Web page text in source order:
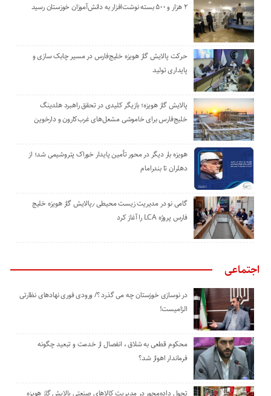
۲ هزار و ۵۰۰ بسته نوشت‌افزار به دانش‌آموزان خوزستان رسید
حرکت پالایش گاز هویزه خلیج‌فارس در مسیر چابک سازی و
پایداری تولید
پالایش گاز هویزه؛ بازیگر کلیدی در تحقق راهبرد هلدینگ
خلیج‌فارس برای خاموشی مشعل‌های غرب‌کارون و دارخوین
هویزه بار دیگر در محور تأمین پایدار خوراک پتروشیمی شد؛ از
دهلران تا بندرامام
گامی نو در مدیریت زیست ‌محیطی ٫پالایش گاز هویزه خلیج
‌فارس پروژه LCA را آغاز کرد
اجتماعی
در نوسازی خوزستان چه می گذرد ؟/ ورودی فوری نهادهای نظارتی
الزامیست!
محکوم قطعی به شلاق ، انفصال از خدمت و تبعید چگونه
فرماندار اهواز شد؟
تحول داده‌محور در مدیریت کالاهای صنعتی پالایش گاز هویزه